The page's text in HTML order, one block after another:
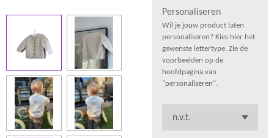
Personaliseren
Wil je jouw product laten
personaliseren? Kies hier het
gewenste lettertype. Zie de
voorbeelden op de
hoofdpagina van
"personaliseren".